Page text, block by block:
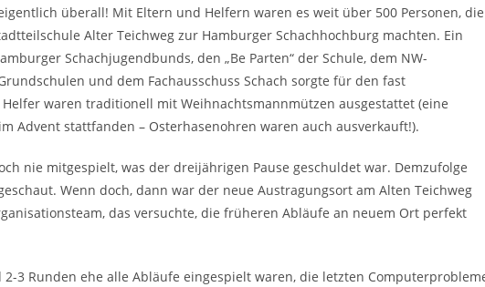
überall! Mit Eltern und Helfern waren es weit über 500 Personen, die
Alter Teichweg zur Hamburger Schachhochburg machten. Ein
Schachjugendbunds, den „Be Parten“ der Schule, dem NW-
und dem Fachausschuss Schach sorgte für den fast
waren traditionell mit Weihnachtsmannmützen ausgestattet (eine
Advent stattfanden – Osterhasenohren waren auch ausverkauft!).
nie mitgespielt, was der dreijährigen Pause geschuldet war. Demzufolge
Wenn doch, dann war der neue Austragungsort am Alten Teichweg
das versuchte, die früheren Abläufe an neuem Ort perfekt
3 Runden ehe alle Abläufe eingespielt waren, die letzten